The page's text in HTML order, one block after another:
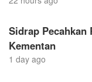
Sidrap Pecahkan
Kementan
1 day ago